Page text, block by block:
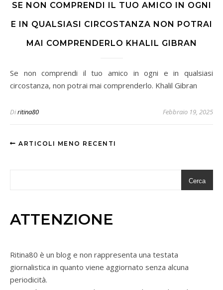
SE NON COMPRENDI IL TUO AMICO IN OGNI
E IN QUALSIASI CIRCOSTANZA NON POTRAI
MAI COMPRENDERLO KHALIL GIBRAN
Se non comprendi il tuo amico in ogni e in qualsiasi
circostanza, non potrai mai comprenderlo. Khalil Gibran
Diritina80 Febbraio 19, 2025
ARTICOLI MENO RECENTI
Cerca
ATTENZIONE
Ritina80 è un blog e non rappresenta una testata
giornalistica in quanto viene aggiornato senza alcuna
periodicità.